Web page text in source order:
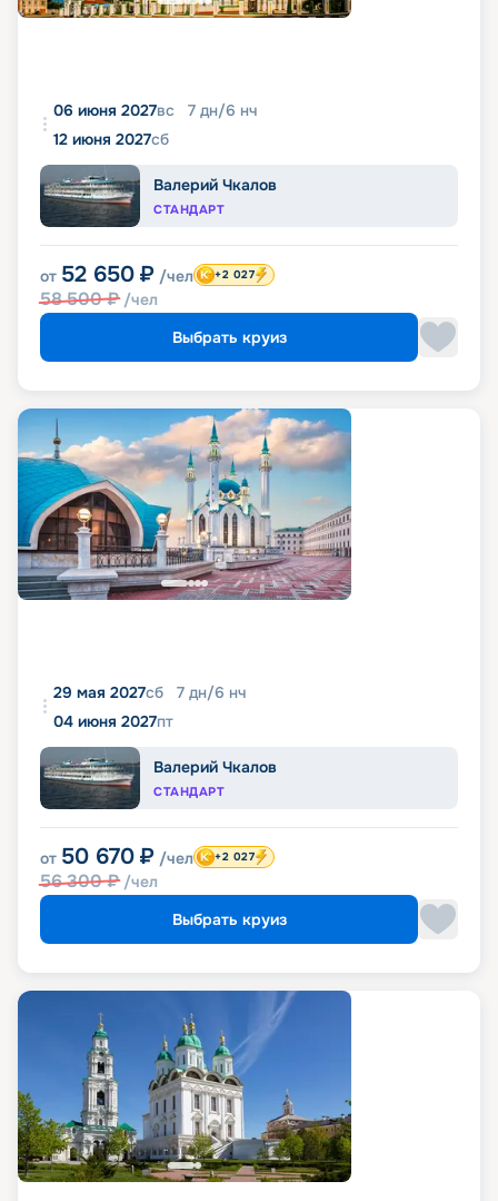
06 июня 2027вс 7 дн/6 нч
12 июня 2027сб
Валерий Чкалов
СТАНДАРТ
от 52 650 ₽ /чел
58 500₽ /чел
+2 027
Выбрать круиз
29 мая 2027сб 7 дн/6 нч
04 июня 2027пт
Валерий Чкалов
СТАНДАРТ
от 50 670 ₽ /чел
56 300₽ /чел
+2 027
Выбрать круиз